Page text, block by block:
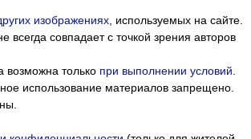
изображениях, используемых на сайте.
всегда совпадает с точкой зрения авторов
возможна только при выполнении условий
использование материалов запрещено.